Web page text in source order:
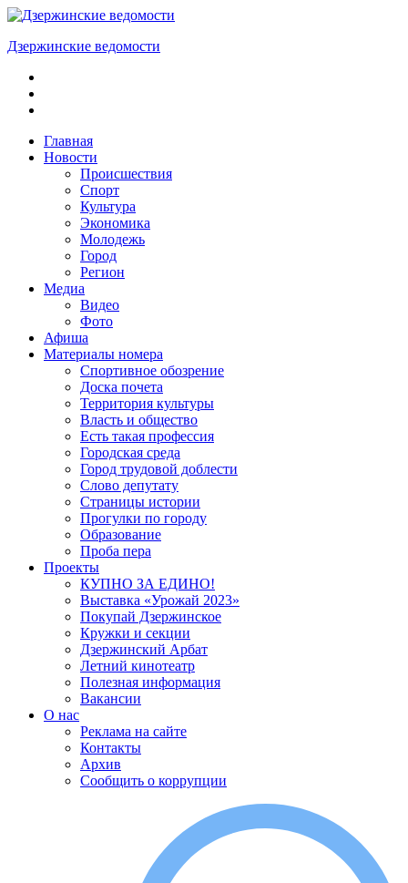
Skip
content
Дзержинские ведомости
ОБЩЕСТВЕННО-
ПОЛИТИЧЕСКАЯ
ГАЗЕТАГлавная
Новости
Происшествия
Спорт
Культура
Экономика
Молодежь
Город
Регион
Медиа
Видео
Фото
Афиша
Материалы номера
Спортивное обозрение
Доска почета
Территория культуры
Власть и общество
Есть такая профессия
Городская среда
Город трудовой доблести
Слово депутату
Страницы истории
Прогулки по городу
Образование
Проба пера
Проекты
КУПНО ЗА ЕДИНО!
Выставка «Урожай 2023»
Покупай Дзержинское
Кружки и секции
Дзержинский Арбат
Летний кинотеатр
Полезная информация
Вакансии
О нас
Реклама на сайте
Контакты
Архив
Сообщить о коррупции